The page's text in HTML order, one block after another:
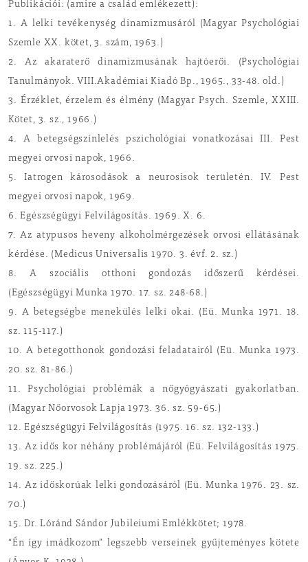
Publikációi: (amire a család emlékezett):
1. A lelki tevékenység dinamizmusáról (Magyar Psychológiai
Szemle XX. kötet, 3. szám, 1963.)
2. Az akaraterő dinamizmusának hajtóerői. (Psychológiai
Tanulmányok. VIII.Akadémiai Kiadó Bp., 1965., 33-48. old.)
3. Érzéklet, érzelem és élmény (Magyar Psych. Szemle, XXIII.
Kötet, 3. sz., 1966.)
4. A betegségszínlelés pszichológiai vonatkozásai III. Pest
megyei orvosi napok, 1966.
5. Iatrogen károsodások a neurosisok területén. IV. Pest
megyei orvosi napok, 1969.
6. Egészségügyi Felvilágosítás. 1969. X. 6.
7. Az atypusos heveny alkoholmérgezések orvosi ellátásának
kérdése. (Medicus Universalis 1970. 3. évf. 2. sz.)
8. A szociális otthoni gondozás időszerű kérdései.
(Egészségügyi Munka 1970. 17. sz. 248-68.)
9. A betegségbe menekülés lelki okai. (Eü. Munka 1971. 18.
sz. 115-117.)
10. A betegotthonok gondozási feladatairól (Eü. Munka 1973.
20. sz. 81-86.)
11. Psychológiai problémák a nőgyógyászati gyakorlatban.
(Magyar Nőorvosok Lapja 1973. 36. sz. 59-65.)
12. Egészségügyi Felvilágosítás (1975. 16. sz. 132-133.)
13. Az idős kor néhány problémájáról (Eü. Felvilágosítás 1975.
19. sz. 225.)
14. Az időskorúak lelki gondozásáról (Eü. Munka 1976. 23. sz.
70.)
15. Dr. Lóránd Sándor Jubileiumi Emlékkötet; 1978.
“Én így imádkozom” legszebb verseinek gyűjteményes kötete